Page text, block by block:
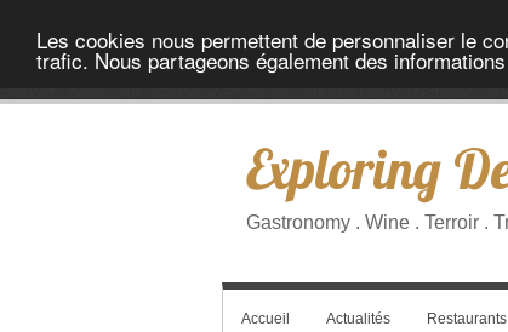
Les cookies nous permettent de personnaliser le
trafic. Nous partageons également des
Exploring
Gastronomy . Wine . Terroir .
Accueil Actualités Restaurants